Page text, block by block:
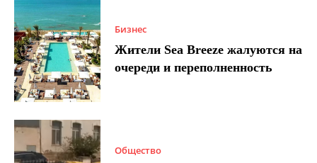
Бизнес
Жители Sea Breeze жалуются на
очереди и переполненность
Общество